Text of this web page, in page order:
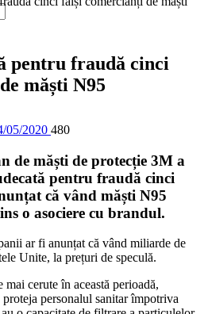
pentru fraudă cinci
măști N95
05/2020 480
de măști de protecție 3M a
pentru fraudă cinci
că vând măști N95
o asociere cu brandul.
ar fi anunțat că vând miliarde de
Unite, la prețuri de speculă.
cerute în această perioadă,
proteja personalul sanitar împotriva